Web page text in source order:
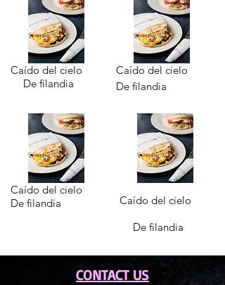
Caído del cielo
De filandia
Caído del cielo
De filandia
Caído del cielo
De filandia
Caído del cielo
De filandia
CONTACT US